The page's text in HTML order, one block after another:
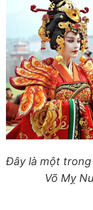
Đây là một
Võ Mỵ